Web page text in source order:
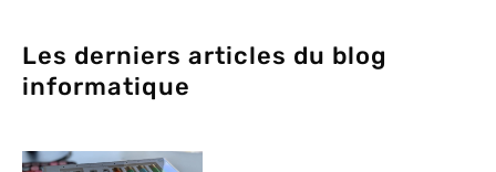
Les derniers articles du blog
informatique